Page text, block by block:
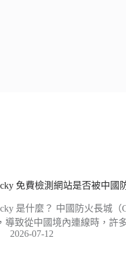
免費檢測網站是否被中國
是什麼？ 中國防火長城（
導致從中國境內連線時，許
2026-07-12